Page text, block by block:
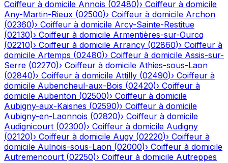
Coiffeur à domicile Annois (02480)› Coiffeur à domicile
Any-Martin-Rieux (02500)› Coiffeur à domicile Archon
(02360)› Coiffeur à domicile Arcy-Sainte-Restitue
(02130)› Coiffeur à domicile Armentières-sur-Ourcq
(02210)› Coiffeur à domicile Arrancy (02860)› Coiffeur à
domicile Artemps (02480)› Coiffeur à domicile Assis-sur-
Serre (02270)› Coiffeur à domicile Athies-sous-Laon
(02840)› Coiffeur à domicile Attilly (02490)› Coiffeur à
domicile Aubencheul-aux-Bois (02420)› Coiffeur à
domicile Aubenton (02500)› Coiffeur à domicile
Aubigny-aux-Kaisnes (02590)› Coiffeur à domicile
Aubigny-en-Laonnois (02820)› Coiffeur à domicile
Audignicourt (02300)› Coiffeur à domicile Audigny
(02120)› Coiffeur à domicile Augy (02220)› Coiffeur à
domicile Aulnois-sous-Laon (02000)› Coiffeur à domicile
Autremencourt (02250)› Coiffeur à domicile Autreppes